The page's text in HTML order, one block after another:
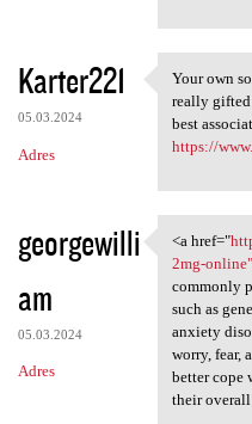
Karter221
05.03.2024
Adres
Your own
Your own
really gifted
best
https://
georgewilli
am
05.03.2024
Adres
<a
<a href="
2mg-
commonly
such as
anxiety
worry, fear,
better cope
their